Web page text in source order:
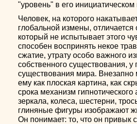
"уровень" в его
Человек, на которого
глобальной измены, отличается
который не испытывает этого
способен воспринять некое
сжатие, утрату особо важного
собственного существования, у
существования мира. Внезапно
ему как плоская картина, как
срока механизм гипнотического
зеркала, колеса, шестерни,
глиняные фигуры изображают
Он понимает: то, что он привык